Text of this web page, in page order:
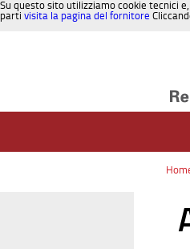
Su questo sito utilizziamo cookie tecnici
parti visita la pagina del fornitore